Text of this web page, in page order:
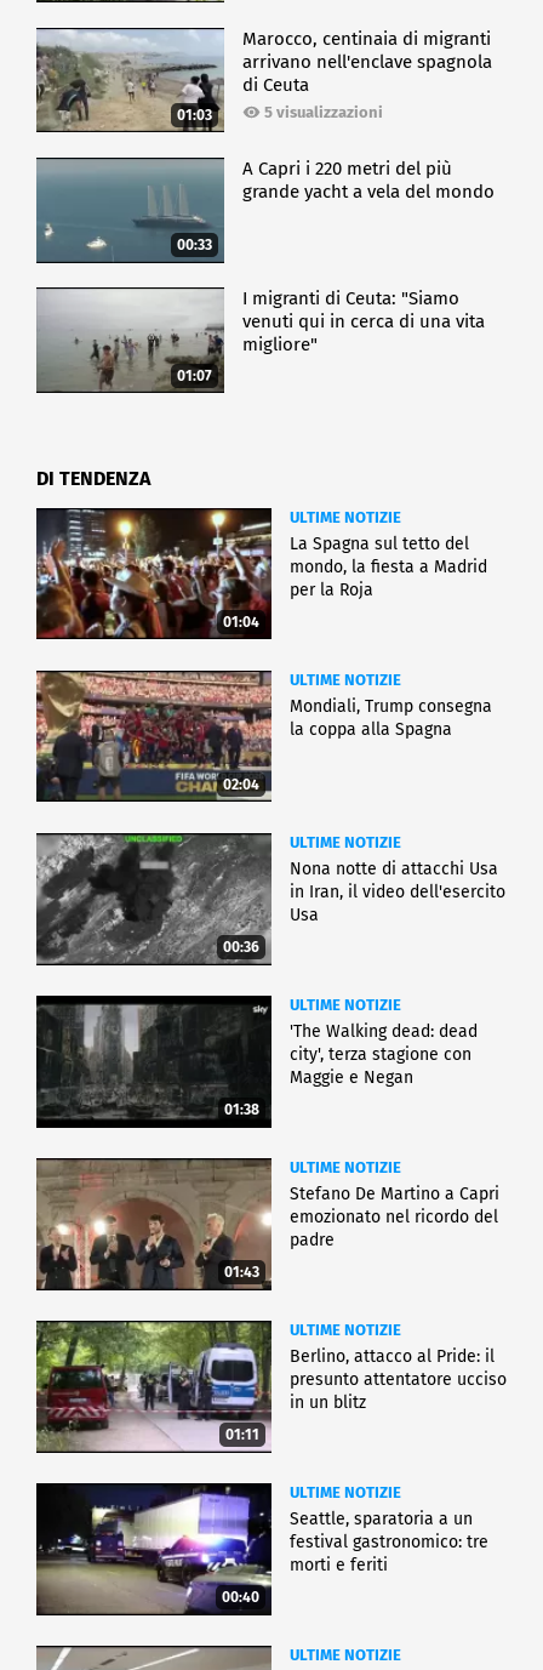
01:03
Marocco, centinaia di migranti
arrivano nell'enclave spagnola
di Ceuta
5 visualizzazioni
00:33
A Capri i 220 metri del più
grande yacht a vela del mondo
01:07
I migranti di Ceuta: "Siamo
venuti qui in cerca di una vita
migliore"
DI TENDENZA
01:04
ULTIME NOTIZIE
La Spagna sul tetto del
mondo, la fiesta a Madrid
per la Roja
02:04
ULTIME NOTIZIE
Mondiali, Trump consegna
la coppa alla Spagna
00:36
ULTIME NOTIZIE
Nona notte di attacchi Usa
in Iran, il video dell'esercito
Usa
01:38
ULTIME NOTIZIE
'The Walking dead: dead
city', terza stagione con
Maggie e Negan
01:43
ULTIME NOTIZIE
Stefano De Martino a Capri
emozionato nel ricordo del
padre
01:11
ULTIME NOTIZIE
Berlino, attacco al Pride: il
presunto attentatore ucciso
in un blitz
00:40
ULTIME NOTIZIE
Seattle, sparatoria a un
festival gastronomico: tre
morti e feriti
ULTIME NOTIZIE